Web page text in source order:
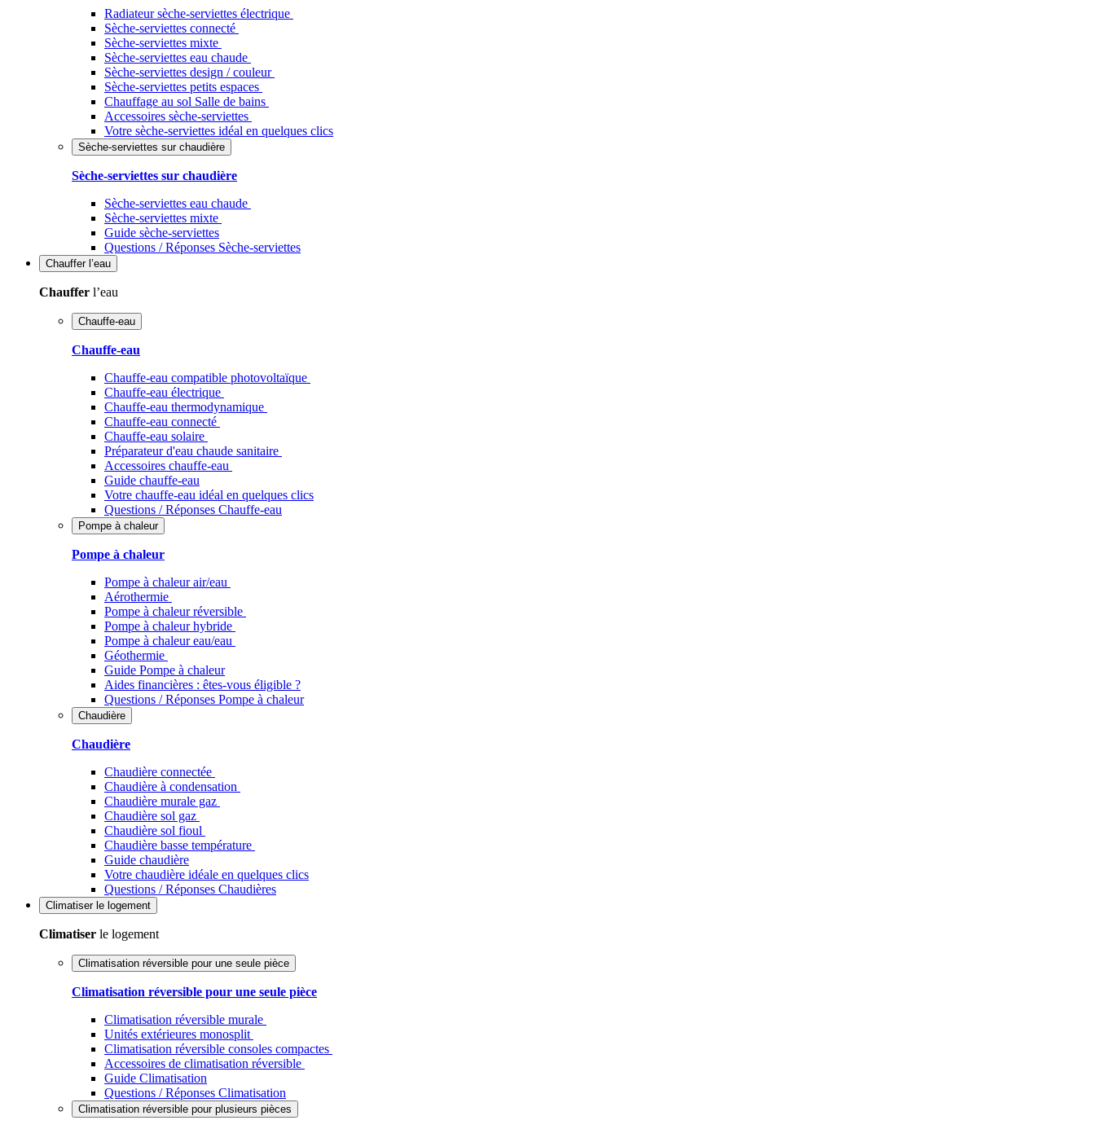
Radiateur sèche-serviettes électrique
Sèche-serviettes connecté
Sèche-serviettes mixte
Sèche-serviettes eau chaude
Sèche-serviettes design / couleur
Sèche-serviettes petits espaces
Chauffage au sol Salle de bains
Accessoires sèche-serviettes
Votre sèche-serviettes idéal en quelques clics
Sèche-serviettes sur chaudière
Sèche-serviettes sur chaudière
Sèche-serviettes eau chaude
Sèche-serviettes mixte
Guide sèche-serviettes
Questions / Réponses Sèche-serviettes
Chauffer l’eau
Chauffer l’eau
Chauffe-eau
Chauffe-eau
Chauffe-eau compatible photovoltaïque
Chauffe-eau électrique
Chauffe-eau thermodynamique
Chauffe-eau connecté
Chauffe-eau solaire
Préparateur d'eau chaude sanitaire
Accessoires chauffe-eau
Guide chauffe-eau
Votre chauffe-eau idéal en quelques clics
Questions / Réponses Chauffe-eau
Pompe à chaleur
Pompe à chaleur
Pompe à chaleur air/eau
Aérothermie
Pompe à chaleur réversible
Pompe à chaleur hybride
Pompe à chaleur​ eau/eau
Géothermie
Guide Pompe à chaleur
Aides financières : êtes-vous éligible ?
Questions / Réponses Pompe à chaleur
Chaudière
Chaudière
Chaudière connectée
Chaudière à condensation
Chaudière murale gaz
Chaudière sol gaz
Chaudière sol fioul
Chaudière basse température
Guide chaudière
Votre chaudière idéale en quelques clics
Questions / Réponses Chaudières
Climatiser le logement
Climatiser le logement
Climatisation réversible pour une seule pièce
Climatisation réversible pour une seule pièce
Climatisation réversible murale
Unités extérieures monosplit
Climatisation réversible consoles compactes
Accessoires de climatisation réversible
Guide Climatisation
Questions / Réponses Climatisation
Climatisation réversible pour plusieurs pièces